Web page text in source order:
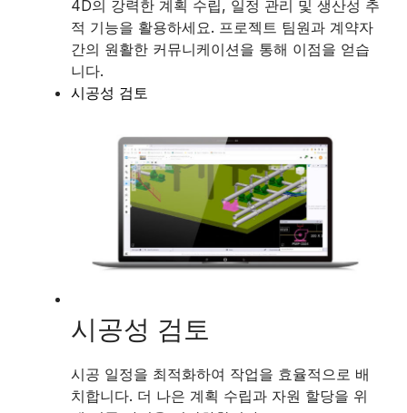
4D의 강력한 계획 수립, 일정 관리 및 생산성 추
적 기능을 활용하세요. 프로젝트 팀원과 계약자
간의 원활한 커뮤니케이션을 통해 이점을 얻습
니다.
시공성 검토
시공성 검토
시공 일정을 최적화하여 작업을 효율적으로 배
치합니다. 더 나은 계획 수립과 자원 할당을 위